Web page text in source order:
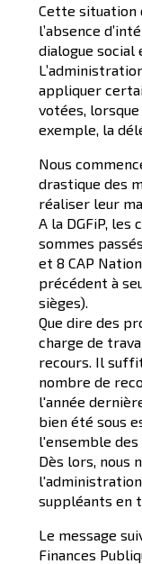
Cette situation
l’absence
dialogue social
appliquer
votées, lorsque
exemple, la
Nous
drastique des
réaliser leur
A la DGFiP,
sommes
et 8 CAP
précédent à
sièges).
Que dire des
charge de
recours. Il
nombre de
l'année
bien été sous
l'ensemble des
Dès lors, nous
suppléants en
Le message
Finances